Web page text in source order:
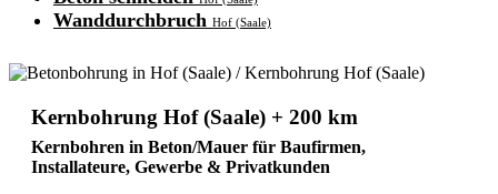
Wanddurchbruch Hof (Saale)
Kernbohrung Hof (Saale) + 200 km
Kernbohren in Beton/Mauer für Baufirmen,
Installateure, Gewerbe & Privatkunden